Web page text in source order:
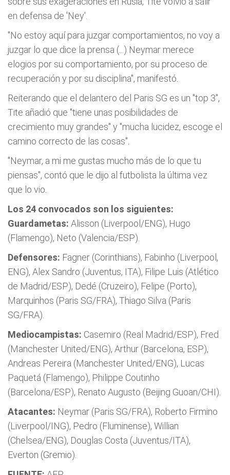
en defensa de 'Ney'.
"No estoy aquí para juzgar comportamientos, no voy a
juzgar lo que dice la prensa (...) Neymar merece
elogios por su comportamiento, por su proceso de
recuperación y por su disciplina", manifestó.
Reiterando que el delantero del Paris SG es un "top 3",
Tite añadió que "tiene unas posibilidades de
crecimiento muy grandes" y "mucha lucidez, escoge el
camino correcto de las cosas".
"Neymar, a mi me gustas mucho más de lo que tu
piensas", contó que le dijo al futbolista la última vez
que lo vio.
Los 24 convocados son los siguientes:
Guardametas: Alisson (Liverpool/ENG), Hugo
(Flamengo), Neto (Valencia/ESP).
Defensores: Fagner (Corinthians), Fabinho (Liverpool,
ENG), Alex Sandro (Juventus, ITA), Filipe Luis (Atlético
de Madrid/ESP), Dedé (Cruzeiro), Felipe (Porto),
Marquinhos (Paris SG/FRA), Thiago Silva (Paris
SG/FRA).
Mediocampistas: Casemiro (Real Madrid/ESP), Fred
(Manchester United/ENG), Arthur (Barcelona, ESP),
Andreas Pereira (Manchester United/ENG), Lucas
Paquetá (Flamengo), Philippe Coutinho
(Barcelona/ESP), Renato Augusto (Beijing Guoan/CHI).
Atacantes: Neymar (Paris SG/FRA), Roberto Firmino
(Liverpool/ING), Pedro (Fluminense), Willian
(Chelsea/ENG), Douglas Costa (Juventus/ITA),
Everton (Gremio).